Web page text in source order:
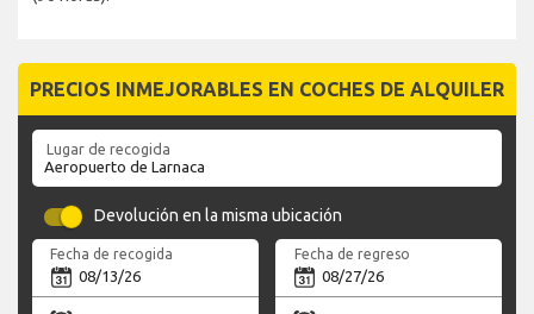
PRECIOS INMEJORABLES EN COCHES DE ALQUILER
Lugar de recogida
Devolución en la misma ubicación
Fecha de recogida Fecha de regreso